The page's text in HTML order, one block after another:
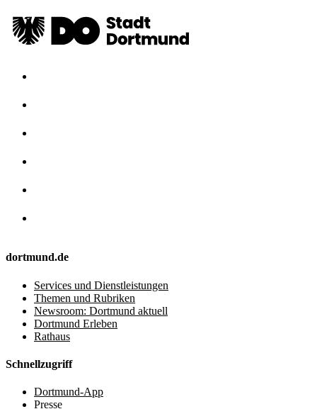
dortmund.de
Services und Dienstleistungen
Themen und Rubriken
Newsroom: Dortmund aktuell
Dortmund Erleben
Rathaus
Schnellzugriff
Dortmund-App
Presse